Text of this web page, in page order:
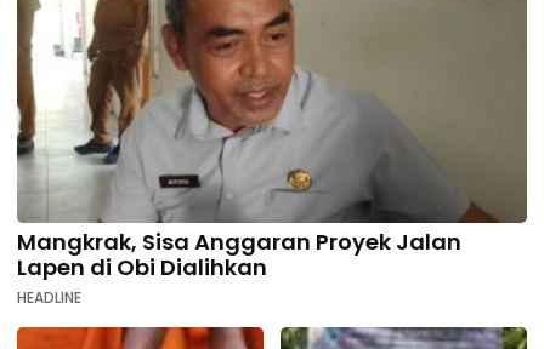
Mangkrak, Sisa Anggaran Proyek Jalan
Lapen di Obi Dialihkan
HEADLINE